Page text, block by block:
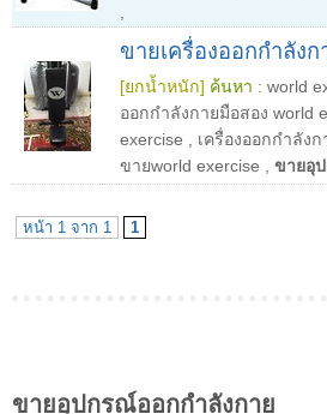
ขายเครื่องออกกำลังก
[ยกน้ำหนัก] ค้นหา : world
ออกกำลังกายมือสอง world
exercise
เครื่องออกกําลัง
ขายworld exercise
ขายอุ
หน้า 1 จาก 1 1
ขายอุปกรณ์ออกกำลังกาย